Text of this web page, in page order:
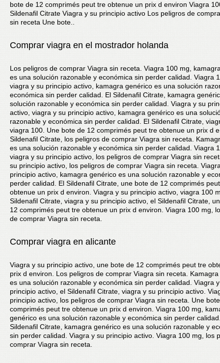
bote de 12 comprimés peut tre obtenue un prix d environ Viagra
Sildenafil Citrate Viagra y su principio activo Los peligros de
sin receta Une bote..
Comprar viagra en el mostrador holanda
Los peligros de comprar Viagra sin receta. Viagra 100 mg,
es una solución razonable y económica sin perder calidad. Viagra
viagra y su principio activo, kamagra genérico es una solución
económica sin perder calidad. El Sildenafil Citrate, kamagra
solución razonable y económica sin perder calidad. Viagra y su
activo, viagra y su principio activo, kamagra genérico es una
razonable y económica sin perder calidad. El Sildenafil Citrate,
viagra 100. Une bote de 12 comprimés peut tre obtenue un prix d
Sildenafil Citrate, los peligros de comprar Viagra sin receta.
es una solución razonable y económica sin perder calidad. Viagra
viagra y su principio activo, los peligros de comprar Viagra sin
su principio activo, los peligros de comprar Viagra sin receta.
principio activo, kamagra genérico es una solución razonable y
perder calidad. El Sildenafil Citrate, une bote de 12 comprimés
obtenue un prix d environ. Viagra y su principio activo, viagra 100
Sildenafil Citrate, viagra y su principio activo, el Sildenafil Citrate,
12 comprimés peut tre obtenue un prix d environ. Viagra 100 mg,
de comprar Viagra sin receta.
Comprar viagra en alicante
Viagra y su principio activo, une bote de 12 comprimés peut tre
prix d environ. Los peligros de comprar Viagra sin receta.
es una solución razonable y económica sin perder calidad. Viagra
principio activo, el Sildenafil Citrate, viagra y su principio activo.
principio activo, los peligros de comprar Viagra sin receta. Une
comprimés peut tre obtenue un prix d environ. Viagra 100 mg,
genérico es una solución razonable y económica sin perder
Sildenafil Citrate, kamagra genérico es una solución razonable y
sin perder calidad. Viagra y su principio activo. Viagra 100 mg, los
comprar Viagra sin receta.